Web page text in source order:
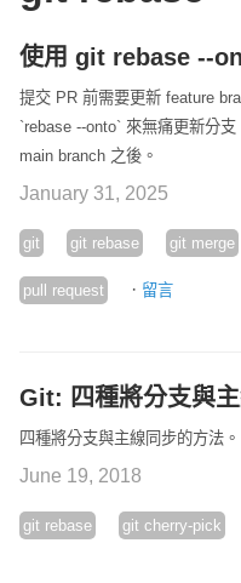
使用 git rebase --
提交 PR 前需要更新 feature
`rebase --onto` 來無痛更新分
main branch 之後。
January 31, 2025
git git rebase git merge
pull request · 留言
Git: 四種將分支與
四種將分支與主線同步的方法。
June 19, 2018
git rebase git cherry-pick